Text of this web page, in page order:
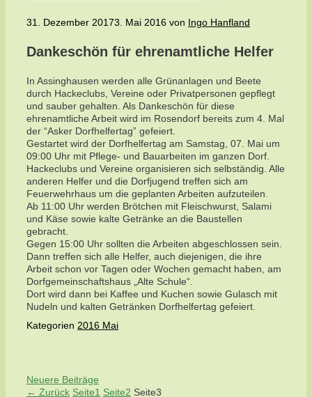
31. Dezember 20173. Mai 2016 von Ingo Hanfland
Dankeschön für ehrenamtliche Helfer
In Assinghausen werden alle Grünanlagen und Beete
durch Hackeclubs, Vereine oder Privatpersonen gepflegt
und sauber gehalten. Als Dankeschön für diese
ehrenamtliche Arbeit wird im Rosendorf bereits zum 4. Mal
der “Asker Dorfhelfertag” gefeiert.
Gestartet wird der Dorfhelfertag am Samstag, 07. Mai um
09:00 Uhr mit Pflege- und Bauarbeiten im ganzen Dorf.
Hackeclubs und Vereine organisieren sich selbständig. Alle
anderen Helfer und die Dorfjugend treffen sich am
Feuerwehrhaus um die geplanten Arbeiten aufzuteilen.
Ab 11:00 Uhr werden Brötchen mit Fleischwurst, Salami
und Käse sowie kalte Getränke an die Baustellen
gebracht.
Gegen 15:00 Uhr sollten die Arbeiten abgeschlossen sein.
Dann treffen sich alle Helfer, auch diejenigen, die ihre
Arbeit schon vor Tagen oder Wochen gemacht haben, am
Dorfgemeinschaftshaus „Alte Schule“.
Dort wird dann bei Kaffee und Kuchen sowie Gulasch mit
Nudeln und kalten Getränken Dorfhelfertag gefeiert.
Kategorien 2016 Mai
Neuere Beiträge
← Zurück Seite1 Seite2 Seite3